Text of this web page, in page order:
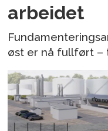
arbeidet
øst er nå fullført –